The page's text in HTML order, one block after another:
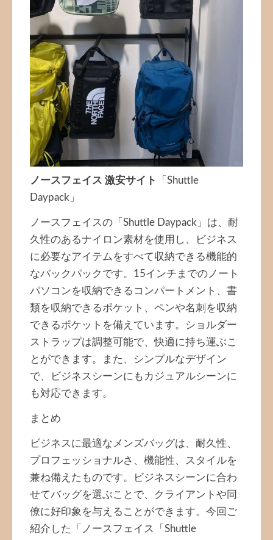
ノースフェイス 激安サイト
「Shuttle
Daypack」
ノースフェイスの「Shuttle Daypack」は、耐
久性のあるナイロン素材を使用し、ビジネス
に必要なアイテムをすべて収納できる機能的
なバックパックです。15インチまでのノート
パソコンを収納できるコンパートメント、書
類を収納できるポケット、ペンや名刺を収納
できるポケットを備えています。ショルダー
ストラップは調整可能で、快適に持ち運ぶこ
とができます。また、シンプルなデザイン
で、ビジネスシーンにもカジュアルシーンに
も対応できます。
まとめ
ビジネスに最適なメンズバッグは、耐久性、
プロフェッショナルさ、機能性、スタイルを
兼ね備えたものです。ビジネスシーンに合わ
せてバッグを選ぶことで、クライアントや同
僚に好印象を与えることができます。今回ご
紹介した「ノースフェイス「Shuttle